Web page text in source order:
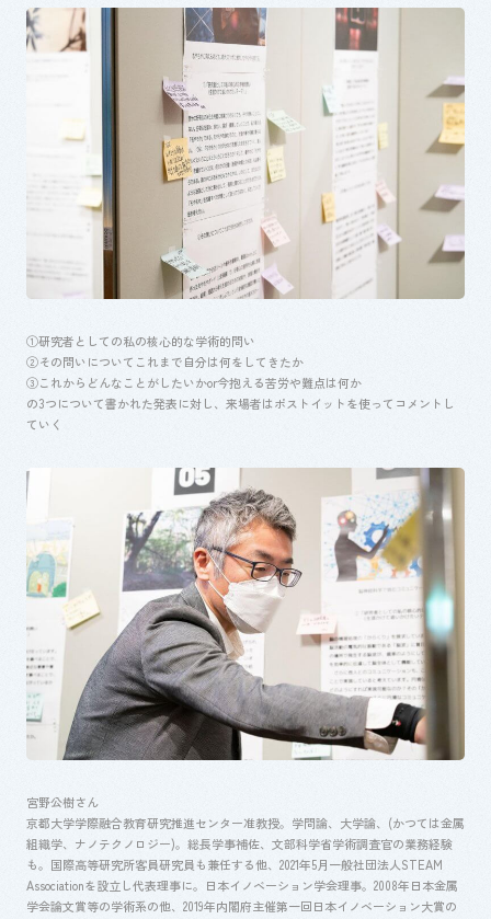
①研究者としての私の核心的な学術的問い
②その問いについてこれまで自分は何をしてきたか
③これからどんなことがしたいかor今抱える苦労や難点は何か
の3つについて書かれた発表に対し、来場者はポストイットを使ってコメントし
ていく
宮野公樹さん
京都大学学際融合教育研究推進センター准教授。学問論、大学論、 (かつては金属
組織学、ナノテクノロジー)。総長学事補佐、文部科学省学術調査官の業務経験
も。国際高等研究所客員研究員も兼任する他、 2021年5月一般社団法人STEAM
Associationを設立し代表理事に。日本イノベーション学会理事。 2008年日本金属
学会論文賞等の学術系の他、 2019年内閣府主催第一回日本イノベーション大賞の